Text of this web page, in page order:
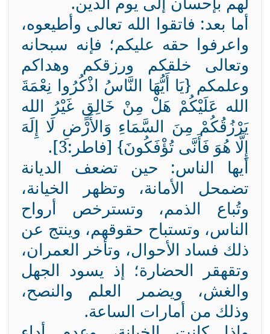
أما بعد: فاتقوا الله تعالى وأطيعوه،
واعرفوا حقه عليكم؛ فإنه سبحانه
وتعالى خلقكم ورزقكم وهداكم
وعلمكم {يَا أَيُّهَا النَّاسُ اذْكُرُوا نِعْمَةَ
الله عَلَيْكُمْ هَلْ مِنْ خَالِقٍ غَيْرُ الله
يَرْزُقُكُمْ مِنَ السَّمَاءِ وَالأَرْضِ لَا إِلَهَ
إِلَّا هُوَ فَأَنَّى تُؤْفَكُونَ} [فاطر:3].
أيها الناس: حين تضعف الديانة
تضمحل الأمانة، وتظهر الخيانة،
وتُباع الذمم، وتسترخص أرواح
الناس، وتستباح حقوقهم، وينتج عن
ذلك فساد الأحوال، وتأخر العمران،
وتقهقر الحضارة؛ إذ يسود الجهل
والغش، ويضمر العلم والنصح،
وذلك من أمارات الساعة.